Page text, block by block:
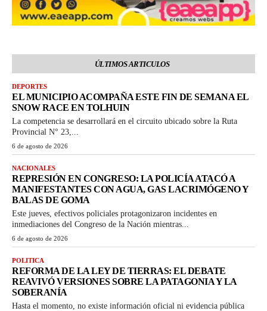
ÚLTIMOS ARTICULOS
DEPORTES
EL MUNICIPIO ACOMPAÑA ESTE FIN DE SEMANA EL
SNOW RACE EN TOLHUIN
La competencia se desarrollará en el circuito ubicado sobre la Ruta
Provincial N° 23,...
6 de agosto de 2026
NACIONALES
REPRESIÓN EN CONGRESO: LA POLICÍA ATACÓ A
MANIFESTANTES CON AGUA, GAS LACRIMÓGENO Y
BALAS DE GOMA
Este jueves, efectivos policiales protagonizaron incidentes en
inmediaciones del Congreso de la Nación mientras...
6 de agosto de 2026
POLITICA
REFORMA DE LA LEY DE TIERRAS: EL DEBATE
REAVIVÓ VERSIONES SOBRE LA PATAGONIA Y LA
SOBERANÍA
Hasta el momento, no existe información oficial ni evidencia pública